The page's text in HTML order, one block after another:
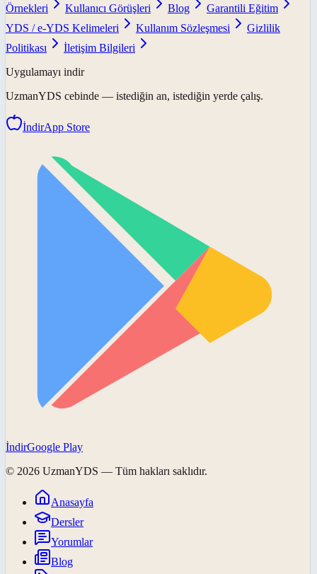
Örnekleri
Kullanıcı Görüşleri Blog
Garantili Eğitim
YDS / e-YDS Kelimeleri
Kullanım Sözleşmesi
Gizlilik
Politikası
İletişim Bilgileri
Uygulamayı indir
UzmanYDS cebinde — istediğin an, istediğin yerde çalış.
İndirApp Store
İndirGoogle Play
© 2026 UzmanYDS — Tüm hakları saklıdır.
Anasayfa
Dersler
Yorumlar
Blog